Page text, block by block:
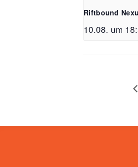
Riftbound
10.08. um